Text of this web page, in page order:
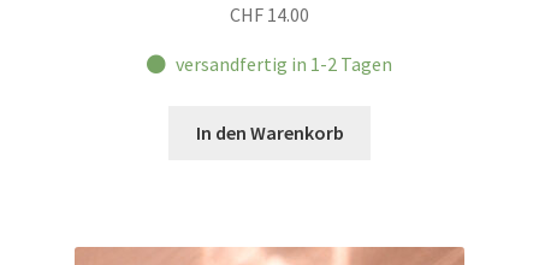
CHF 14.00
versandfertig in 1-2 Tagen
In den Warenkorb